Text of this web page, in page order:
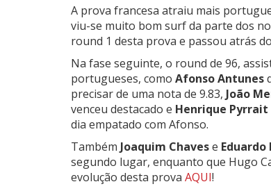
A prova francesa atraiu mais
viu-se muito bom surf da parte dos
round 1 desta prova e passou atrás
Na fase seguinte, o round de 96,
portugueses, como Afonso Antunes
precisar de uma nota de 9.83, João
venceu destacado e Henrique Pyrrait
dia empatado com Afonso.
Também Joaquim Chavese Eduardo
segundo lugar, enquanto que Hugo
evolução desta prova AQUI!